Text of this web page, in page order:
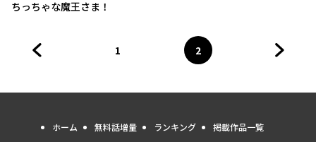
ちっちゃな魔王さま！
1
ページ
2
へ
ホーム 無料話増量 ランキング 掲載作品一覧